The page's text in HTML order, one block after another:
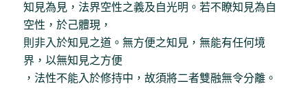
知見為見，法界空性之義及自光明。若不瞭知見為自
空性，於己體現，
則非入於知見之道。無方便之知見，無能有任何境
界，以無知見之方便
，法性不能入於修持中，故須將二者雙融無令分離。